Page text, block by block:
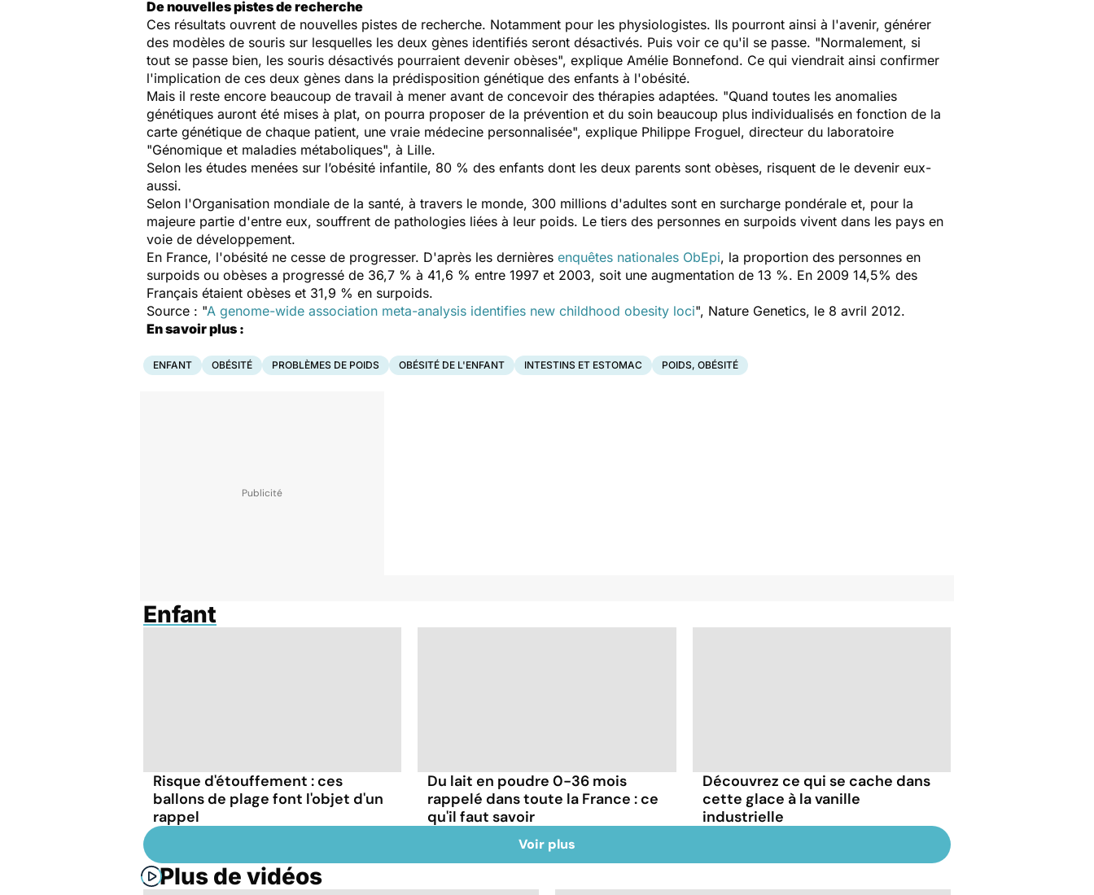
De nouvelles pistes de recherche
Ces résultats ouvrent de nouvelles pistes de recherche. Notamment pour les physiologistes. Ils pourront ainsi à l'avenir, générer
des modèles de souris sur lesquelles les deux gènes identifiés seront désactivés. Puis voir ce qu'il se passe. "Normalement, si
tout se passe bien, les souris désactivés pourraient devenir obèses", explique Amélie Bonnefond. Ce qui viendrait ainsi confirmer
l'implication de ces deux gènes dans la prédisposition génétique des enfants à l'obésité.
Mais il reste encore beaucoup de travail à mener avant de concevoir des thérapies adaptées. "Quand toutes les anomalies
génétiques auront été mises à plat, on pourra proposer de la prévention et du soin beaucoup plus individualisés en fonction de la
carte génétique de chaque patient, une vraie médecine personnalisée", explique Philippe Froguel, directeur du laboratoire
"Génomique et maladies métaboliques", à Lille.
Selon les études menées sur l’obésité infantile, 80 % des enfants dont les deux parents sont obèses, risquent de le devenir eux-
aussi.
Selon l'Organisation mondiale de la santé, à travers le monde, 300 millions d'adultes sont en surcharge pondérale et, pour la
majeure partie d'entre eux, souffrent de pathologies liées à leur poids. Le tiers des personnes en surpoids vivent dans les pays en
voie de développement.
En France, l'obésité ne cesse de progresser. D'après les dernières enquêtes nationales ObEpi, la proportion des personnes en
surpoids ou obèses a progressé de 36,7 % à 41,6 % entre 1997 et 2003, soit une augmentation de 13 %. En 2009 14,5% des
Français étaient obèses et 31,9 % en surpoids.
Source : "A genome-wide association meta-analysis identifies new childhood obesity loci", Nature Genetics, le 8 avril 2012.
En savoir plus :
ENFANT OBÉSITÉ PROBLÈMES DE POIDS OBÉSITÉ DE L'ENFANT INTESTINS ET ESTOMAC POIDS, OBÉSITÉ
Enfant
Risque d'étouffement : ces
ballons de plage font l'objet d'un
rappel
Du lait en poudre 0-36 mois
rappelé dans toute la France : ce
qu'il faut savoir
Découvrez ce qui se cache dans
cette glace à la vanille
industrielle
Voir plus
Plus de vidéos